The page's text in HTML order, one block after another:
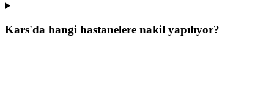
Kars'da hangi hastanelere nakil yapılıyor?